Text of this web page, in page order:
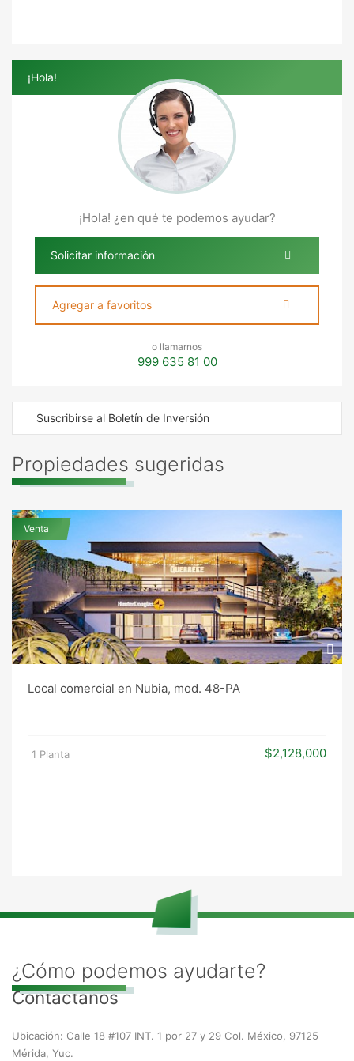
¡Hola!
¡Hola! ¿en qué te podemos ayudar?
Solicitar información
Agregar a favoritos
o llamarnos
999 635 81 00
Suscribirse al Boletín de Inversión
Propiedades sugeridas
Venta
Local comercial en Nubia, mod. 48-PA
1 Planta $2,128,000
¿Cómo podemos ayudarte?
Contáctanos
Ubicación: Calle 18 #107 INT. 1 por 27 y 29 Col. México, 97125
Mérida, Yuc.